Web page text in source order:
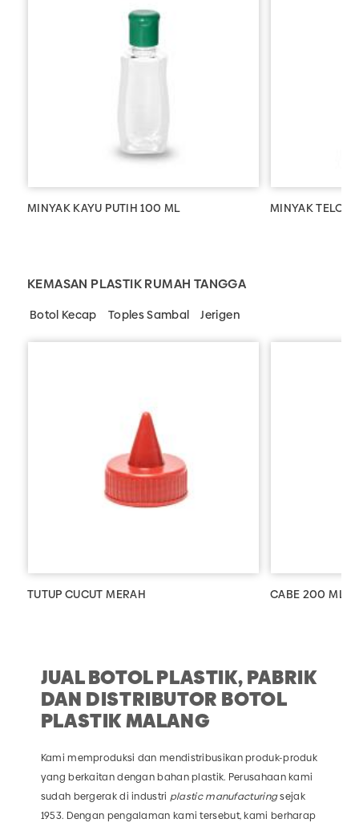
MINYAK KAYU PUTIH 100 ML MINYAK TELON
KEMASAN PLASTIK RUMAH TANGGA
TUTUP CUCUT MERAH CABE 200 ML
Botol Kecap Toples Sambal Jerigen
JUAL BOTOL PLASTIK, PABRIK
DAN DISTRIBUTOR BOTOL
PLASTIK MALANG
Kami memproduksi dan mendistribusikan produk-produk
yang berkaitan dengan bahan plastik. Perusahaan kami
sudah bergerak di industri plastic manufacturingsejak
1953. Dengan pengalaman kami tersebut, kami berharap